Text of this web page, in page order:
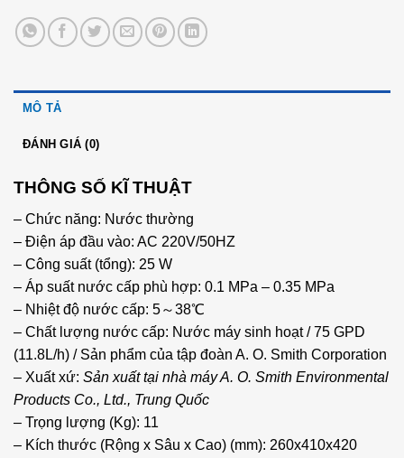
MÔ TẢ
ĐÁNH GIÁ (0)
THÔNG SỐ KĨ THUẬT
– Chức năng: Nước thường
– Điện áp đầu vào: AC 220V/50HZ
– Công suất (tổng): 25 W
– Áp suất nước cấp phù hợp: 0.1 MPa – 0.35 MPa
– Nhiệt độ nước cấp: 5～38℃
– Chất lượng nước cấp: Nước máy sinh hoạt / 75 GPD
(11.8L/h) / Sản phẩm của tập đoàn A. O. Smith Corporation
– Xuất xứ: Sản xuất tại nhà máy A. O. Smith Environmental
Products Co., Ltd., Trung Quốc
– Trọng lượng (Kg): 11
– Kích thước (Rộng x Sâu x Cao) (mm): 260x410x420